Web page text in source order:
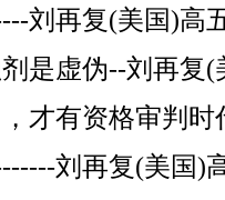
刘再复(美国)高
是虚伪--刘再复
才有资格审判
刘再复(美国)